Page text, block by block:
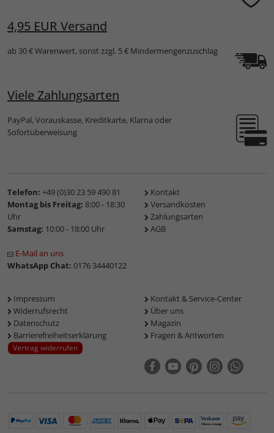
4,95 EUR Versand
ab 30 € Warenwert, sonst zzgl. 5 € Mindermengenzuschlag
Viele Zahlungsarten
PayPal, Vorauskasse, Kreditkarte, Klarna oder
Sofortüberweisung
Telefon: +49 (0)30 23 59 490 81
Montag bis Freitag: 8:00 - 18:30
Uhr
Samstag: 10:00 - 18:00 Uhr
E-Mail an uns
WhatsApp Chat: 0176 34440122
Kontakt
Versandkosten
Zahlungsarten
AGB
Impressum
Widerrufsrecht
Datenschutz
Barrierefreiheitserklärung
Vertrag widerrufen
Kontakt & Service-Center
Über uns
Magazin
Fragen & Antworten